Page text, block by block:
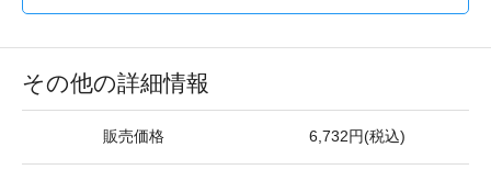
その他の詳細情報
販売価格 6,732円(税込)